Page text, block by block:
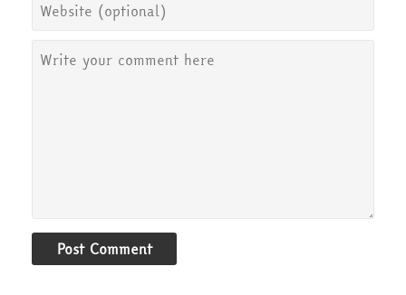
Post Comment